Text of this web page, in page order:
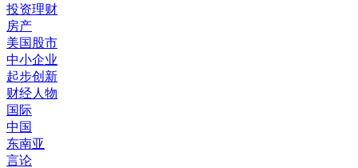
投资理财
房产
美国股市
中小企业
起步创新
财经人物
国际
中国
东南亚
言论